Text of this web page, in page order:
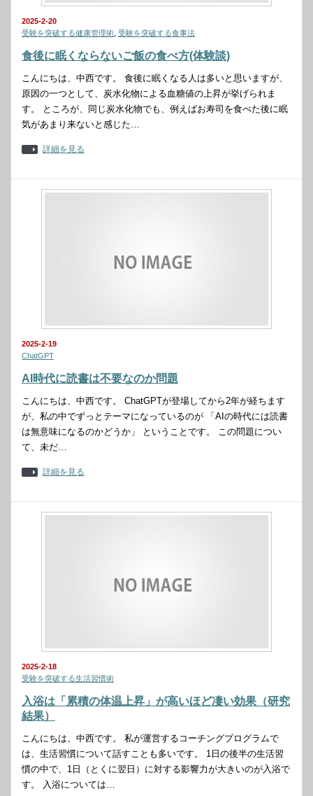
2025-2-20
受験を突破する健康管理術 受験を突破する食事法
食後に眠くならないご飯の食べ方(体験談)
こんにちは、中西です。 食後に眠くなる人は多いと思いますが、
原因の一つとして、炭水化物による血糖値の上昇が挙げられま
す。 ところが、同じ炭水化物でも、例えばお寿司を食べた後に眠
気があまり来ないと感じた…
詳細を見る
2025-2-19
ChatGPT
AI時代に読書は不要なのか問題
こんにちは、中西です。 ChatGPTが登場してから2年が経ちます
が、私の中でずっとテーマになっているのが 「AIの時代には読書
は無意味になるのかどうか」 ということです。 この問題につい
て、未だ…
詳細を見る
2025-2-18
受験を突破する生活習慣術
入浴は「累積の体温上昇」が高いほど凄い効果（研究
結果）
こんにちは、中西です。 私が運営するコーチングプログラムで
は、生活習慣について話すことも多いです。 1日の後半の生活習
慣の中で、1日（とくに翌日）に対する影響力が大きいのが入浴で
す。 入浴については…